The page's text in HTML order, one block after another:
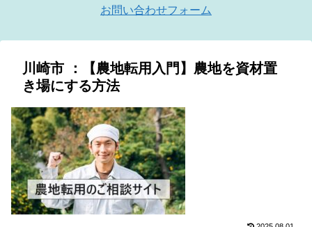
お問い合わせフォーム
川崎市 ：【農地転用入門】農地を資材置
き場にする方法